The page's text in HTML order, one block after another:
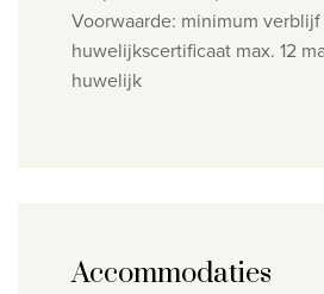
Voorwaarde: minimum
huwelijkscertificaat max. 12
huwelijk
Accommodaties